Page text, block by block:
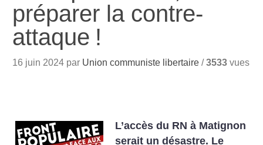
préparer la contre-
attaque !
16 juin 2024 par Union communiste libertaire /3533 vues
L’accès du RN à Matignon
serait un désastre. Le